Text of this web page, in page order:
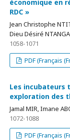
économique en
RDC »
Jean Christophe
Dieu Désiré
1058-1071
PDF (Français
Les incubateurs
exploration des
Jamal MIR, Imane
1072-1088
PDF (Français